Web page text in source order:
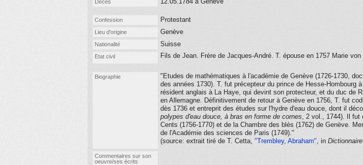
Décès
Confession Protestant
Lieu d'origine Genève
Nationalité Suisse
Etat civil Fils de Jean. Frère de Jacques-André. T. épouse en 1757 Marie
Biographie
"Etudes de mathématiques à l'académie de Genève (1726-1730,
des années 1730). T. fut précepteur du prince de Hesse-
résident anglais à La Haye, qui devint son protecteur, et du duc de
en Allemagne. Définitivement de retour à Genève en 1756, T. fut
dès 1736 et entreprit des études sur l'hydre d'eau douce, dont il
polypes d'eau douce, à bras en forme de cornes, 2 vol., 1744). Il fut
Cents (1756-1770) et de la Chambre des blés (1762) de Genève.
de l'Académie des sciences de Paris (1749)."
(source: extrait tiré de T. Cetta, "Trembley, Abraham", in
Commentaires sur son
oeuvre/ses écrits